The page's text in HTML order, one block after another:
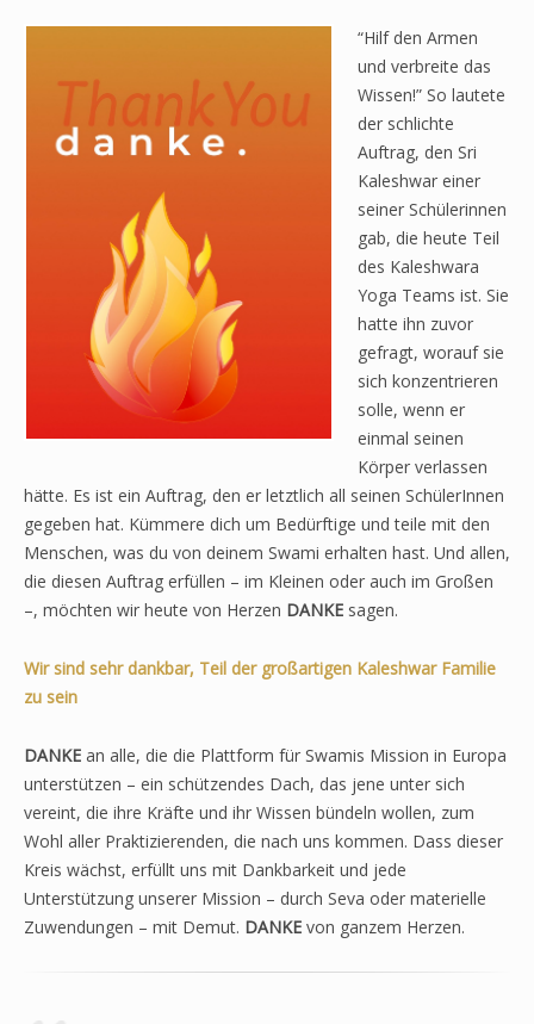
“Hilf den Armen
und verbreite das
Wissen!” So lautete
der schlichte
Auftrag, den Sri
Kaleshwar einer
seiner Schülerinnen
gab, die heute Teil
des Kaleshwara
Yoga Teams ist. Sie
hatte ihn zuvor
gefragt, worauf sie
sich konzentrieren
solle, wenn er
einmal seinen
Körper verlassen
hätte. Es ist ein Auftrag, den er letztlich all seinen SchülerInnen
gegeben hat. Kümmere dich um Bedürftige und teile mit den
Menschen, was du von deinem Swami erhalten hast. Und allen,
die diesen Auftrag erfüllen – im Kleinen oder auch im Großen
–, möchten wir heute von Herzen DANKE sagen.
Wir sind sehr dankbar, Teil der großartigen Kaleshwar Familie
zu sein
DANKE an alle, die die Plattform für Swamis Mission in Europa
unterstützen – ein schützendes Dach, das jene unter sich
vereint, die ihre Kräfte und ihr Wissen bündeln wollen, zum
Wohl aller Praktizierenden, die nach uns kommen. Dass dieser
Kreis wächst, erfüllt uns mit Dankbarkeit und jede
Unterstützung unserer Mission – durch Seva oder materielle
Zuwendungen – mit Demut. DANKE von ganzem Herzen.